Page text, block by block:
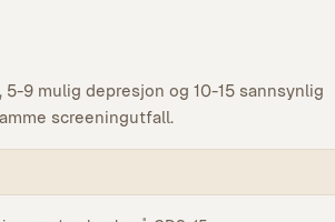
9 mulig depresjon og 10-15 sannsynlig
screeningutfall.